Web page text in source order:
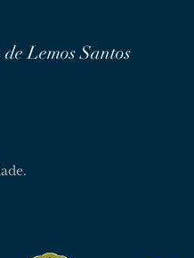
Lemos Santos